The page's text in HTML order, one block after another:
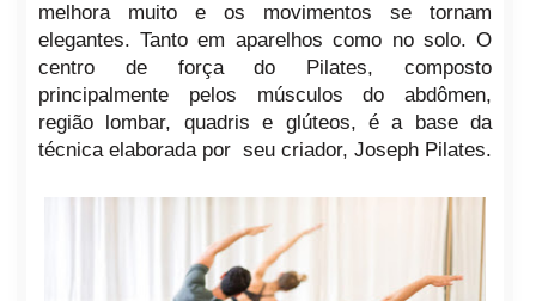
melhora muito e os movimentos se tornam
elegantes. Tanto em aparelhos como no solo. O
centro de força do Pilates, composto
principalmente pelos músculos do abdômen,
região lombar, quadris e glúteos, é a base da
técnica elaborada por seu criador, Joseph Pilates.